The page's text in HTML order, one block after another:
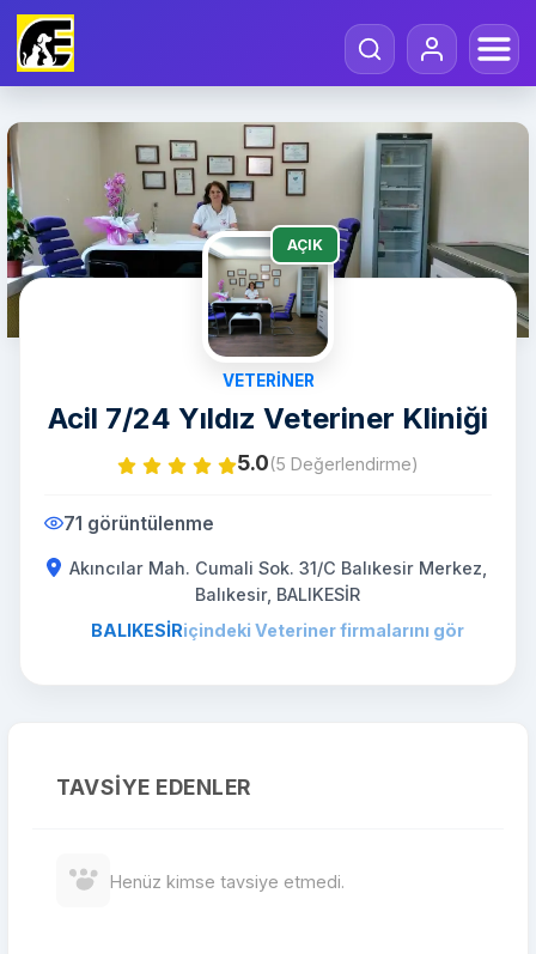
AÇIK
VETERINER
Acil 7/24 Yıldız Veteriner Kliniği
5.0(5 Değerlendirme)
71 görüntülenme
Akıncılar Mah. Cumali Sok. 31/C Balıkesir Merkez,
Balıkesir, BALIKESİR
BALIKESİRiçindeki Veteriner firmalarını gör
TAVSIYE EDENLER
Henüz kimse tavsiye etmedi.